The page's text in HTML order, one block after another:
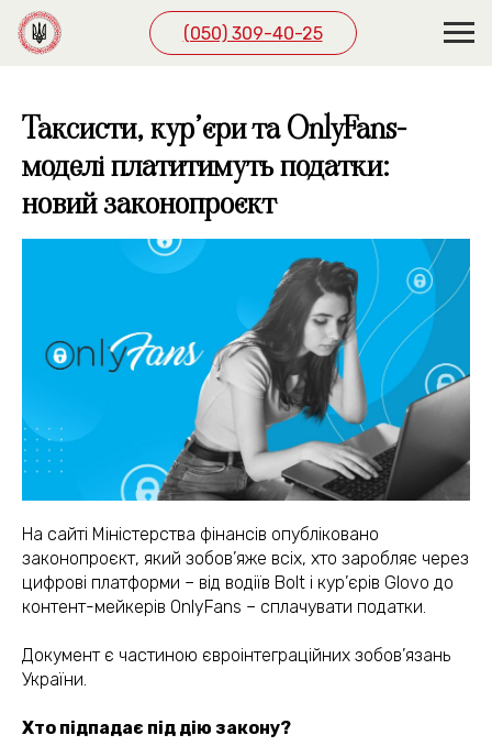
(050) 309-40-25
Таксисти, кур’єри та OnlyFans-
моделі платитимуть податки:
новий законопроєкт
На сайті Міністерства фінансів опубліковано
законопроєкт, який зобов’яже всіх, хто заробляє через
цифрові платформи – від водіїв Bolt і кур’єрів Glovo до
контент-мейкерів OnlyFans – сплачувати податки.
Документ є частиною євроінтеграційних зобов’язань
України.
Хто підпадає під дію закону?